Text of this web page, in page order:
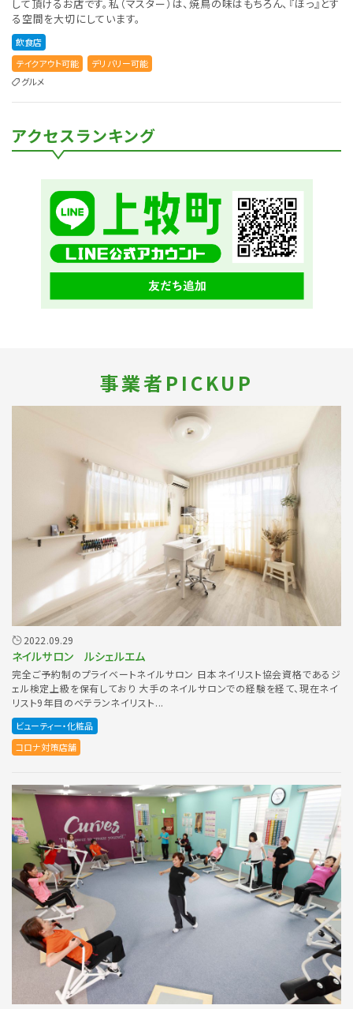
して頂けるお店です。私（マスター）は、焼鳥の味はもちろん、『ほっ』とす
る空間を大切にしています。
飲食店
テイクアウト可能
デリバリー可能
グルメ
アクセスランキング
事業者PICKUP
2022.09.29
ネイルサロン ルシェルエム
完全ご予約制のプライベートネイルサロン 日本ネイリスト協会資格であるジ
ェル検定上級を保有しており 大手のネイルサロンでの経験を経て、現在ネイ
リスト9年目のベテランネイリスト...
ビューティー・化粧品
コロナ対策店舗